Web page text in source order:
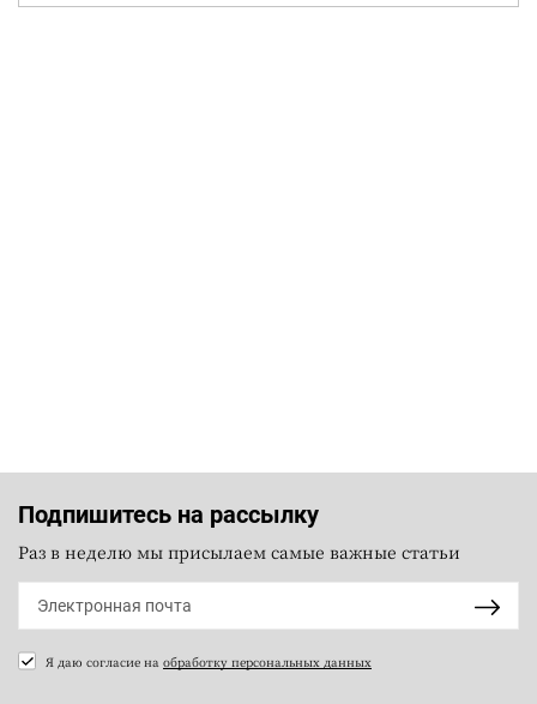
Подпишитесь на рассылку
Раз в неделю мы присылаем самые важные статьи
Я даю согласие на обработку персональных данных